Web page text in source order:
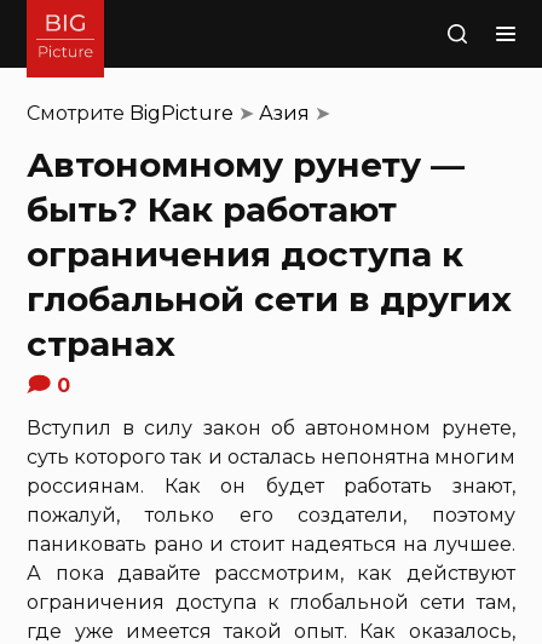
Поиск
Смотрите BigPicture ➤Азия ➤
Автономному рунету —
быть? Как работают
ограничения доступа к
глобальной сети в других
странах
0
Вступил в силу закон об автономном рунете,
суть которого так и осталась непонятна многим
россиянам. Как он будет работать знают,
пожалуй, только его создатели, поэтому
паниковать рано и стоит надеяться на лучшее.
А пока давайте рассмотрим, как действуют
ограничения доступа к глобальной сети там,
где уже имеется такой опыт. Как оказалось,